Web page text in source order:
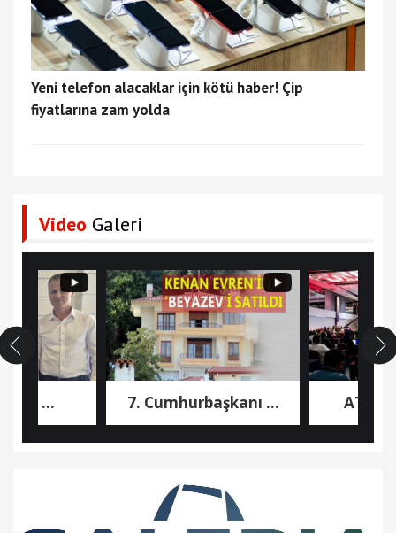
Yeni telefon alacaklar için kötü haber! Çip
fiyatlarına zam yolda
Video Galeri
7. Cumhurbaşkanı ... ATİK 22